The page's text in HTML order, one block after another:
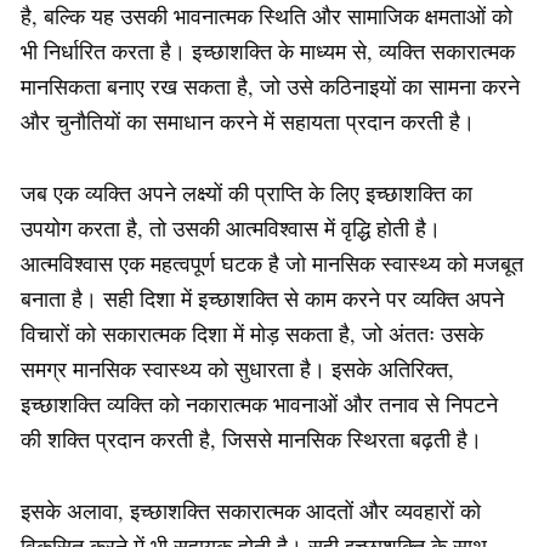
है, बल्कि यह उसकी भावनात्मक स्थिति और सामाजिक क्षमताओं को
भी निर्धारित करता है। इच्छाशक्ति के माध्यम से, व्यक्ति सकारात्मक
मानसिकता बनाए रख सकता है, जो उसे कठिनाइयों का सामना करने
और चुनौतियों का समाधान करने में सहायता प्रदान करती है।
जब एक व्यक्ति अपने लक्ष्यों की प्राप्ति के लिए इच्छाशक्ति का
उपयोग करता है, तो उसकी आत्मविश्वास में वृद्धि होती है।
आत्मविश्वास एक महत्वपूर्ण घटक है जो मानसिक स्वास्थ्य को मजबूत
बनाता है। सही दिशा में इच्छाशक्ति से काम करने पर व्यक्ति अपने
विचारों को सकारात्मक दिशा में मोड़ सकता है, जो अंततः उसके
समग्र मानसिक स्वास्थ्य को सुधारता है। इसके अतिरिक्त,
इच्छाशक्ति व्यक्ति को नकारात्मक भावनाओं और तनाव से निपटने
की शक्ति प्रदान करती है, जिससे मानसिक स्थिरता बढ़ती है।
इसके अलावा, इच्छाशक्ति सकारात्मक आदतों और व्यवहारों को